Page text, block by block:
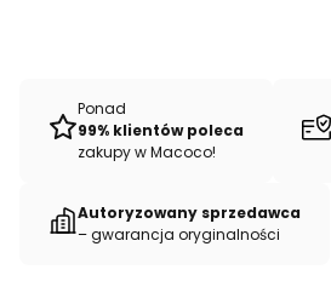
Ponad
99% klientów poleca
zakupy w Macoco!
Autoryzowany sprzedawca
– gwarancja oryginalności